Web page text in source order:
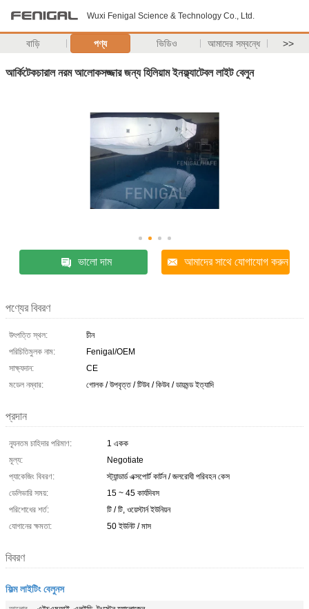
Wuxi Fenigal Science & Technology Co., Ltd.
বাড়ি পণ্য ভিডিও আমাদের সম্বন্ধে >>
আর্কিটেকচারাল নরম আলোকসজ্জার জন্য হিলিয়াম ইনফ্ল্যাটেবল লাইট বেলুন
ভালো দাম আমাদের সাথে যোগাযোগ করুন
পণ্যের বিবরণ
উৎপত্তি স্থল:
চীন
পরিচিতিমুলক নাম:
Fenigal/OEM
সাক্ষ্যদান:
CE
মডেল নম্বার:
গোলক / উপবৃত্ত / টিউব / কিউব / ডায়মন্ড ইত্যাদি
প্রদান
ন্যূনতম চাহিদার পরিমাণ:
1 একক
মূল্য:
Negotiate
প্যাকেজিং বিবরণ:
স্ট্যান্ডার্ড এক্সপোর্ট কার্টন / জলরোধী পরিবহন কেস
ডেলিভারি সময়:
15 ~ 45 কার্যদিবস
পরিশোধের শর্ত:
টি / টি, ওয়েস্টার্ন ইউনিয়ন
যোগানের ক্ষমতা:
50 ইউনিট / মাস
বিবরণ
ফিল্ম লাইটিং বেলুনস